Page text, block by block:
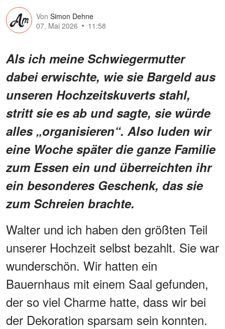
Von Simon Dehne
07. Mai 2026
11:58
Als ich meine Schwiegermutter
dabei erwischte, wie sie Bargeld aus
unseren Hochzeitskuverts stahl,
stritt sie es ab und sagte, sie würde
alles „organisieren“. Also luden wir
eine Woche später die ganze Familie
zum Essen ein und überreichten ihr
ein besonderes Geschenk, das sie
zum Schreien brachte.
Walter und ich haben den größten Teil
unserer Hochzeit selbst bezahlt. Sie war
wunderschön. Wir hatten ein
Bauernhaus mit einem Saal gefunden,
der so viel Charme hatte, dass wir bei
der Dekoration sparsam sein konnten.